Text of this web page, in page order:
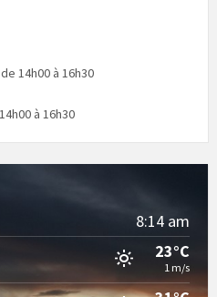
14h00 à 16h30
à 16h30
8:14 am
23°C
1 m/s